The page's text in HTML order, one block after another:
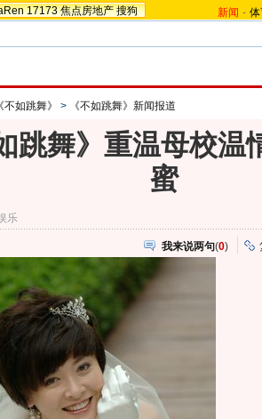
17173 焦点房地产 搜狗 新闻 -
如跳舞》 > 《不如跳舞》新闻报道
跳舞》重温母校温
蜜
乐
我来说两句(0)